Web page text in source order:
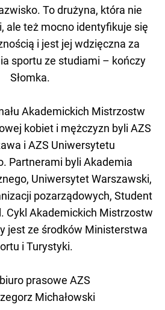
To drużyna, która nie
ale też mocno identyfikuje się
i jest jej wdzięczna za
sportu ze studiami – kończy
Słomka.
Akademickich Mistrzostw
kobiet i mężczyzn byli AZS
i AZS Uniwersytetu
Partnerami byli Akademia
Uniwersytet Warszawski,
pozarządowych, Student
Cykl Akademickich Mistrzostw
jest ze środków Ministerstwa
i Turystyki.
prasowe AZS
Michałowski